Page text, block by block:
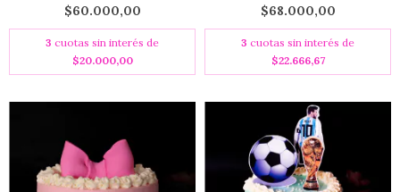
$60.000,00
3 cuotas sin interés de
$20.000,00
$68.000,00
3 cuotas sin interés de
$22.666,67